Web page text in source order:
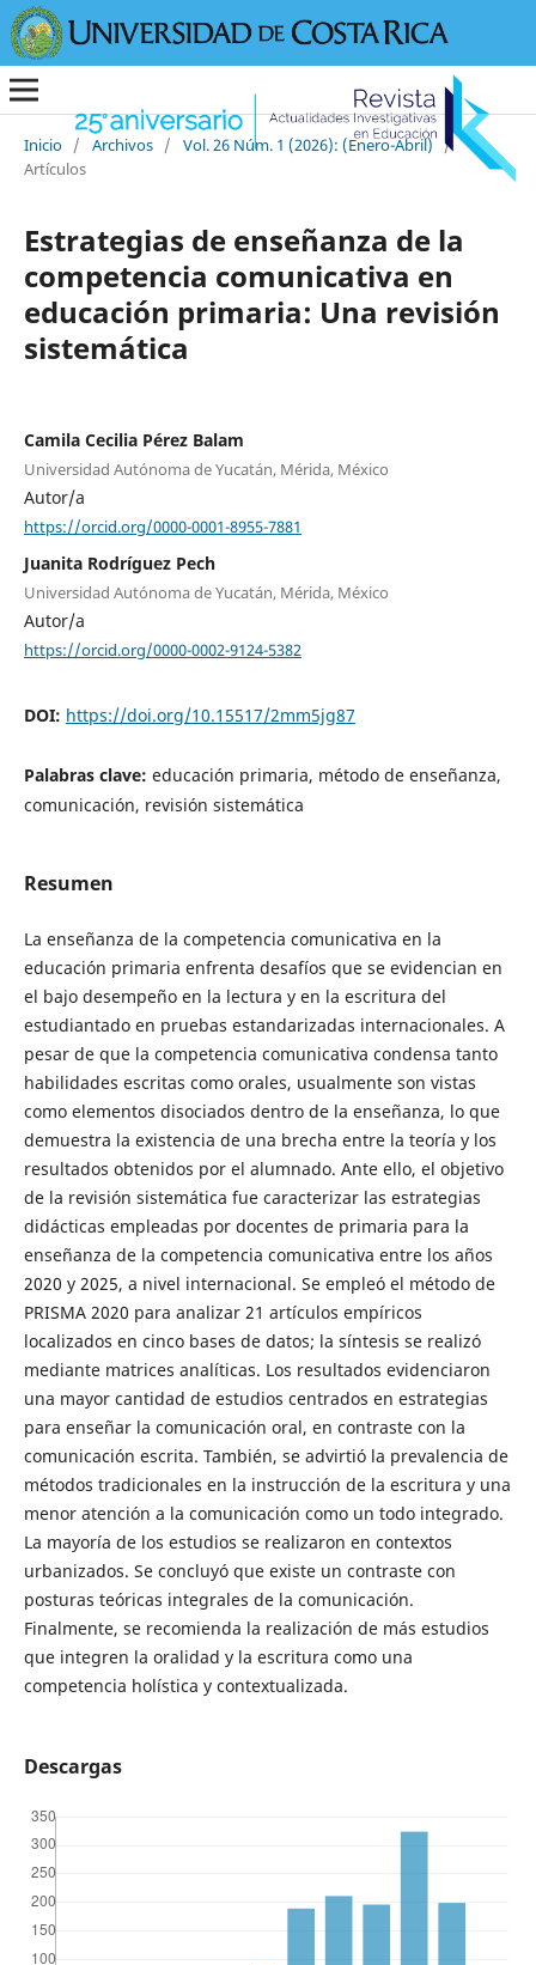
Inicio / Archivos / Vol. 26 Núm. 1 (2026): (Enero-Abril) /
Artículos
Estrategias de enseñanza de la
competencia comunicativa en
educación primaria: Una revisión
sistemática
Camila Cecilia Pérez Balam
Universidad Autónoma de Yucatán, Mérida, México
Autor/a
https://orcid.org/0000-0001-8955-7881
Juanita Rodríguez Pech
Universidad Autónoma de Yucatán, Mérida, México
Autor/a
https://orcid.org/0000-0002-9124-5382
DOI: https://doi.org/10.15517/2mm5jg87
Palabras clave: educación primaria, método de enseñanza,
comunicación, revisión sistemática
Resumen
La enseñanza de la competencia comunicativa en la
educación primaria enfrenta desafíos que se evidencian en
el bajo desempeño en la lectura y en la escritura del
estudiantado en pruebas estandarizadas internacionales. A
pesar de que la competencia comunicativa condensa tanto
habilidades escritas como orales, usualmente son vistas
como elementos disociados dentro de la enseñanza, lo que
demuestra la existencia de una brecha entre la teoría y los
resultados obtenidos por el alumnado. Ante ello, el objetivo
de la revisión sistemática fue caracterizar las estrategias
didácticas empleadas por docentes de primaria para la
enseñanza de la competencia comunicativa entre los años
2020 y 2025, a nivel internacional. Se empleó el método de
PRISMA 2020 para analizar 21 artículos empíricos
localizados en cinco bases de datos; la síntesis se realizó
mediante matrices analíticas. Los resultados evidenciaron
una mayor cantidad de estudios centrados en estrategias
para enseñar la comunicación oral, en contraste con la
comunicación escrita. También, se advirtió la prevalencia de
métodos tradicionales en la instrucción de la escritura y una
menor atención a la comunicación como un todo integrado.
La mayoría de los estudios se realizaron en contextos
urbanizados. Se concluyó que existe un contraste con
posturas teóricas integrales de la comunicación.
Finalmente, se recomienda la realización de más estudios
que integren la oralidad y la escritura como una
competencia holística y contextualizada.
Descargas